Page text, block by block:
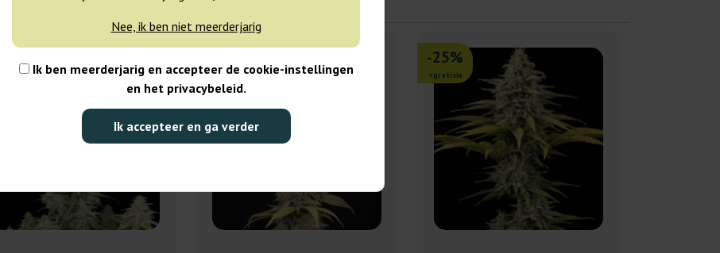
Nee, ik ben niet meerderjarig
Ik ben meerderjarig en accepteer de cookie-instellingen
en het privacybeleid.
Ik accepteer en ga verder
+gratisie
-25%
+gratisie